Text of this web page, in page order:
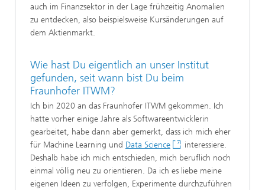
auch im Finanzsektor in der Lage frühzeitig Anomalien
zu entdecken, also beispielsweise Kursänderungen auf
dem Aktienmarkt.
Wie hast Du eigentlich an unser Institut
gefunden, seit wann bist Du beim
Fraunhofer ITWM?
Ich bin 2020 an das Fraunhofer ITWM gekommen. Ich
hatte vorher einige Jahre als Softwareentwicklerin
gearbeitet, habe dann aber gemerkt, dass ich mich eher
für Machine Learning und Data Science
interessiere.
Deshalb habe ich mich entschieden, mich beruflich noch
einmal völlig neu zu orientieren. Da ich es liebe meine
eigenen Ideen zu verfolgen, Experimente durchzuführen